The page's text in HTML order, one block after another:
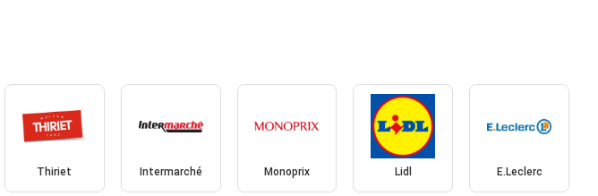
Thiriet Intermarché Monoprix Lidl E.Leclerc